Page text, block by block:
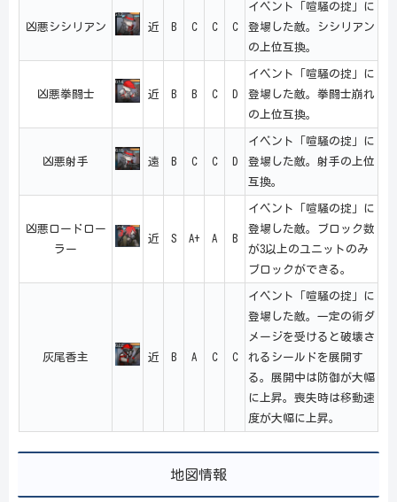
凶悪シシリアン 近 B C C C
イベント「喧騒の掟」に
登場した敵。シシリアン
の上位互換。
凶悪拳闘士 近 B B C D
イベント「喧騒の掟」に
登場した敵。拳闘士崩れ
の上位互換。
凶悪射手 遠 B C C D
イベント「喧騒の掟」に
登場した敵。射手の上位
互換。
凶悪ロードロー
ラー
近 S A+ A B
イベント「喧騒の掟」に
登場した敵。ブロック数
が3以上のユニットのみ
ブロックができる。
灰尾香主 近 B A C C
イベント「喧騒の掟」に
登場した敵。一定の術ダ
メージを受けると破壊さ
れるシールドを展開す
る。展開中は防御が大幅
に上昇。喪失時は移動速
度が大幅に上昇。
地図情報